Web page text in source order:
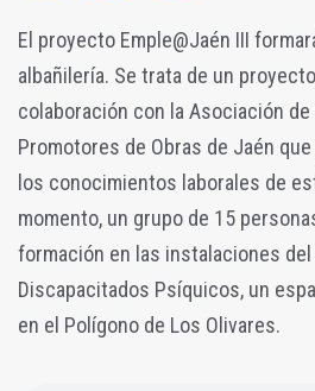
El proyecto Emple@Jaén III
albañilería. Se trata de un
colaboración con la Asociación
Promotores de Obras de Jaén
los conocimientos laborales de
momento, un grupo de 15
formación en las instalaciones
Discapacitados Psíquicos, un
en el Polígono de Los Olivares.